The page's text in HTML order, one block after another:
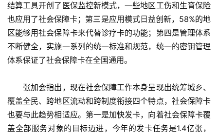
结算工具开创了医保监控新模式，一些地区工伤和生育保险
也应用了社会保障卡；第三是应用模式日益创新，58%的地
区能够用社会保障卡来代替诊疗卡的功能；第四是管理体系
不断健全，实施一系列的统一标准和规范，统一的密钥管理
体系保证了社会保障卡在全国通用。
张加会指出，现在社会保障工作本身呈现出统筹城乡、
覆盖全民、跨地区流动和跨制度衔接四个特点，社会保障卡
也要与此趋势相适应。第一是加快发卡，向着社会保障卡覆
盖全部服务对象的目标迈进，今年的发卡任务是1.4亿张，